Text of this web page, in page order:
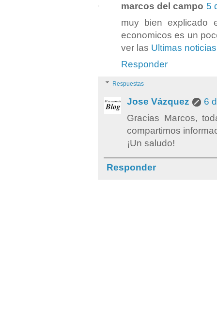
marcos del campo 5
muy bien explicado
economicos es un
ver las Ultimas noticias
Responder
Respuestas
Jose Vázquez
6
Gracias Marcos,
compartimos
¡Un saludo!
Responder